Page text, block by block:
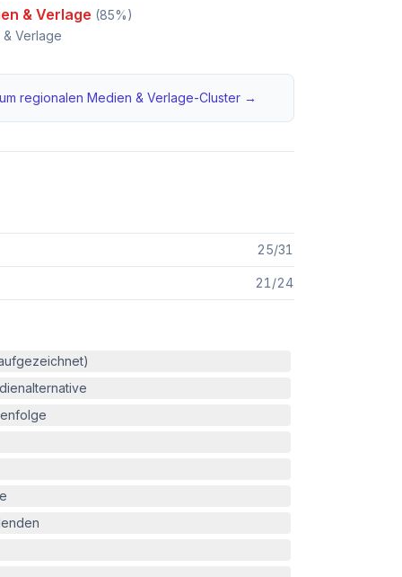
& Verlage (85%)
Verlage
regionalen Medien & Verlage-Cluster →
25/31
21 /24